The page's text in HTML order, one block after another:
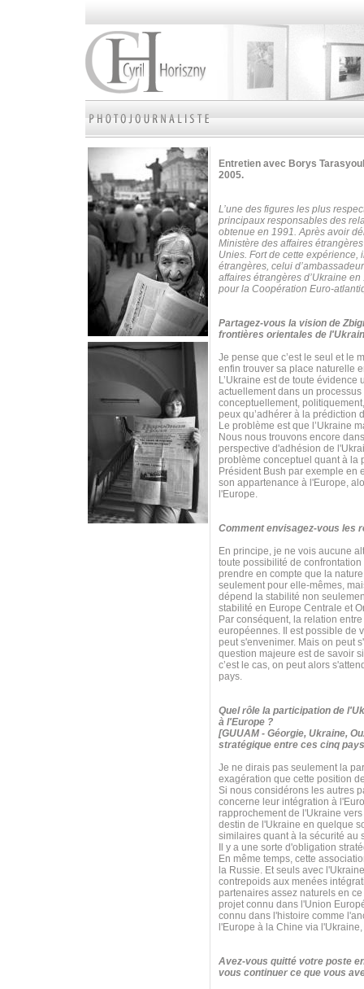
Entretien avec Borys
2005.
L’une des figures les plus
principaux responsables des
obtenue en 1991. Après avoir
Ministère des affaires
Unies. Fort de cette expérience,
étrangères, celui
affaires étrangères d’Ukraine
pour la Coopération Euro-
Partagez-vous la vision de
frontières orientales de
Je pense que c’est le seul et le
enfin trouver sa place naturelle
L’Ukraine est de toute
actuellement dans un
conceptuellement,
peux qu’adhérer à la prédiction
Le problème est que l’Ukraine
Nous nous trouvons encore
perspective d'adhésion de
problème conceptuel quant à la
Président Bush par exemple
son appartenance à l'Europe,
l'Europe.
Comment envisagez-vous les
En principe, je ne vois aucune
toute possibilité de
prendre en compte que la
seulement pour elle-mêmes,
dépend la stabilité non
stabilité en Europe Centrale et
Par conséquent, la relation
européennes. Il est possible de
peut s'envenimer. Mais on peut
question majeure est de savoir
c’est le cas, on peut alors
pays.
Quel rôle la participation de
à l'Europe ?
[GUUAM - Géorgie, Ukraine,
stratégique entre ces cinq
Je ne dirais pas seulement la
exagération que cette position
Si nous considérons les autres
concerne leur intégration à
rapprochement de l'Ukraine
destin de l'Ukraine en quelque
similaires quant à la sécurité au
Il y a une sorte d'obligation
En même temps, cette
la Russie. Et seuls avec
contrepoids aux menées
partenaires assez naturels en
projet connu dans l'Union
connu dans l'histoire comme
l'Europe à la Chine via
Avez-vous quitté votre poste
vous continuer ce que vous